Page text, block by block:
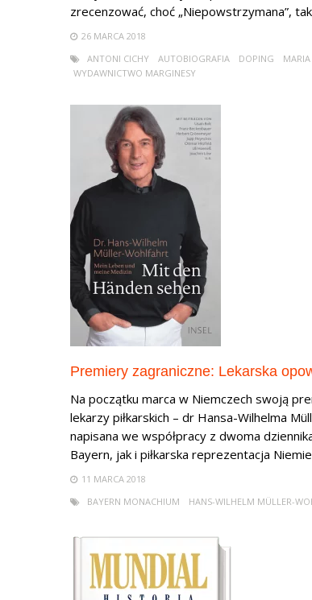
zrecenzować, choć „Niepowstrzymana”,
26 MARCA 2018
ANTONI CICHY
AUTOBIOGRAFIA DOPING
WYDAWNICTWO MARGINESY
Premiery zagraniczne: Lekarska
Na początku marca w Niemczech swoją
lekarzy piłkarskich – dr Hansa-Wilhelma
napisana we współpracy z dwoma
Bayern, jak i piłkarska reprezentacja
11 MARCA 2018
BAYERN MONACHIUM
HANS-WILHELM MÜLLER-